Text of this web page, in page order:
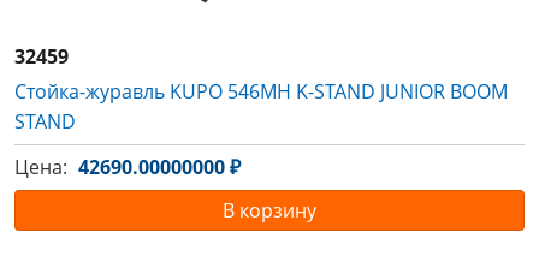
32459
Стойка-журавль KUPO 546MH K-STAND JUNIOR BOOM
STAND
Цена: 42690.00000000 ₽
В корзину